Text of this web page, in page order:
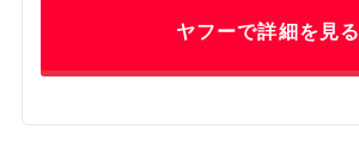
ヤフーで詳細を見る